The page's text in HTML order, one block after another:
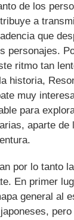
de los
a
que
personajes.
ritmo tan
historia,
muy
para
aparte de
por lo tanto
En primer
general al